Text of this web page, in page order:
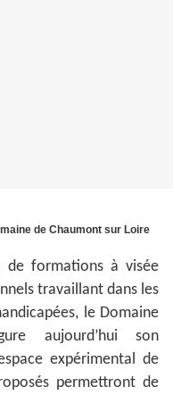
de Chaumont sur Loire
de formations à visée
travaillant dans les
le Domaine
aujourd’hui son
expérimental de
permettront de